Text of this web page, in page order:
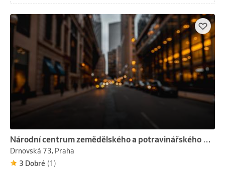
Národní centrum zemědělského a potravinářského výzkumu, v. v. i.
Drnovská 73, Praha
3 Dobré (1)